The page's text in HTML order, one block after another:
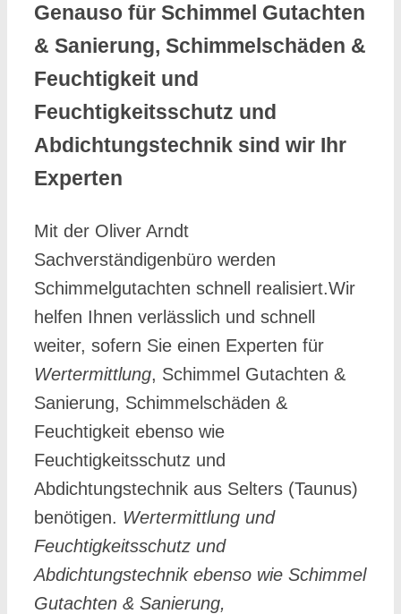
Genauso für Schimmel Gutachten
& Sanierung, Schimmelschäden &
Feuchtigkeit und
Feuchtigkeitsschutz und
Abdichtungstechnik sind wir Ihr
Experten
Mit der Oliver Arndt
Sachverständigenbüro werden
Schimmelgutachten schnell realisiert.Wir
helfen Ihnen verlässlich und schnell
weiter, sofern Sie einen Experten für
Wertermittlung, Schimmel Gutachten &
Sanierung, Schimmelschäden &
Feuchtigkeit ebenso wie
Feuchtigkeitsschutz und
Abdichtungstechnik aus Selters (Taunus)
benötigen. Wertermittlung und
Feuchtigkeitsschutz und
Abdichtungstechnik ebenso wie Schimmel
Gutachten & Sanierung,